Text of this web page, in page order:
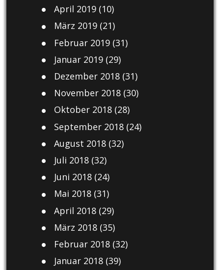
April 2019(10)
März 2019(21)
Februar 2019(31)
Januar 2019(29)
Dezember 2018(31)
November 2018(30)
Oktober 2018(28)
September 2018(24)
August 2018(32)
Juli 2018(32)
Juni 2018(24)
Mai 2018(31)
April 2018(29)
März 2018(35)
Februar 2018(32)
Januar 2018(39)